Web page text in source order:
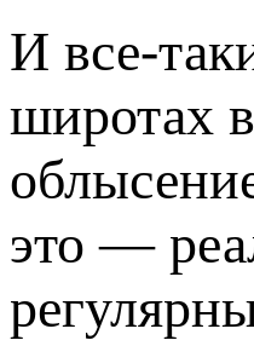
И все-
широтах
это —